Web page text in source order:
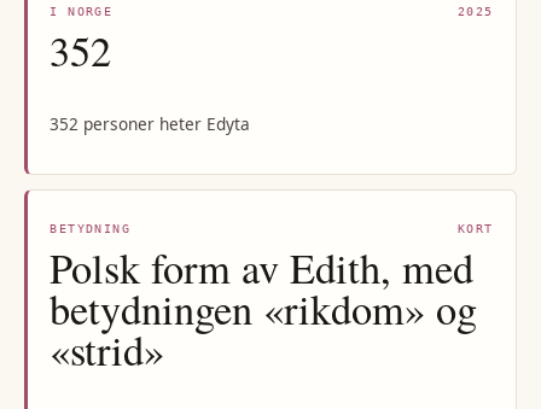
I NORGE 2025
352
352 personer heter Edyta
BETYDNING KORT
Polsk form av Edith, med
betydningen «rikdom» og
«strid»